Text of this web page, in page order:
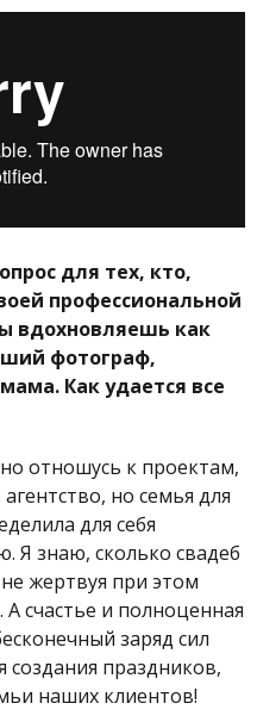
для тех, кто,
профессиональной
вдохновляешь как
фотограф,
Как удается все
отношусь к проектам,
но семья для
для себя
Я знаю, сколько свадеб
жертвуя при этом
счастье и полноценная
заряд сил
создания праздников,
наших клиентов!